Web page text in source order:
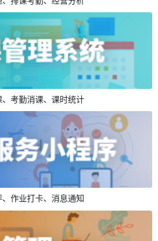
考勤消课、课时统计
、作业打卡、消息通知